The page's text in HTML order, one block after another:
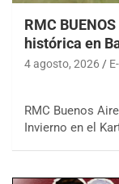
RMC
histórica en
4 agosto, 2026
RMC Buenos
Invierno en el